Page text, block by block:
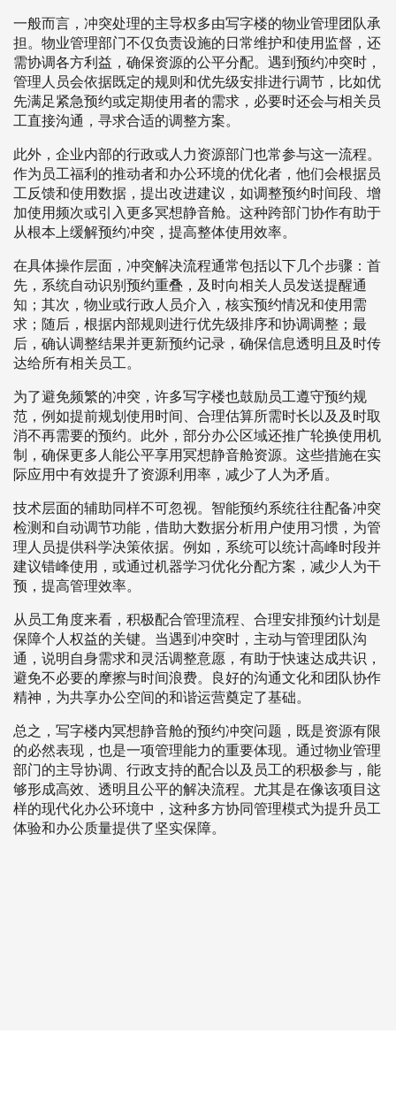
一般而言，冲突处理的主导权多由写字楼的物业管理团队承
担。物业管理部门不仅负责设施的日常维护和使用监督，还
需协调各方利益，确保资源的公平分配。遇到预约冲突时，
管理人员会依据既定的规则和优先级安排进行调节，比如优
先满足紧急预约或定期使用者的需求，必要时还会与相关员
工直接沟通，寻求合适的调整方案。
此外，企业内部的行政或人力资源部门也常参与这一流程。
作为员工福利的推动者和办公环境的优化者，他们会根据员
工反馈和使用数据，提出改进建议，如调整预约时间段、增
加使用频次或引入更多冥想静音舱。这种跨部门协作有助于
从根本上缓解预约冲突，提高整体使用效率。
在具体操作层面，冲突解决流程通常包括以下几个步骤：首
先，系统自动识别预约重叠，及时向相关人员发送提醒通
知；其次，物业或行政人员介入，核实预约情况和使用需
求；随后，根据内部规则进行优先级排序和协调调整；最
后，确认调整结果并更新预约记录，确保信息透明且及时传
达给所有相关员工。
为了避免频繁的冲突，许多写字楼也鼓励员工遵守预约规
范，例如提前规划使用时间、合理估算所需时长以及及时取
消不再需要的预约。此外，部分办公区域还推广轮换使用机
制，确保更多人能公平享用冥想静音舱资源。这些措施在实
际应用中有效提升了资源利用率，减少了人为矛盾。
技术层面的辅助同样不可忽视。智能预约系统往往配备冲突
检测和自动调节功能，借助大数据分析用户使用习惯，为管
理人员提供科学决策依据。例如，系统可以统计高峰时段并
建议错峰使用，或通过机器学习优化分配方案，减少人为干
预，提高管理效率。
从员工角度来看，积极配合管理流程、合理安排预约计划是
保障个人权益的关键。当遇到冲突时，主动与管理团队沟
通，说明自身需求和灵活调整意愿，有助于快速达成共识，
避免不必要的摩擦与时间浪费。良好的沟通文化和团队协作
精神，为共享办公空间的和谐运营奠定了基础。
总之，写字楼内冥想静音舱的预约冲突问题，既是资源有限
的必然表现，也是一项管理能力的重要体现。通过物业管理
部门的主导协调、行政支持的配合以及员工的积极参与，能
够形成高效、透明且公平的解决流程。尤其是在像该项目这
样的现代化办公环境中，这种多方协同管理模式为提升员工
体验和办公质量提供了坚实保障。